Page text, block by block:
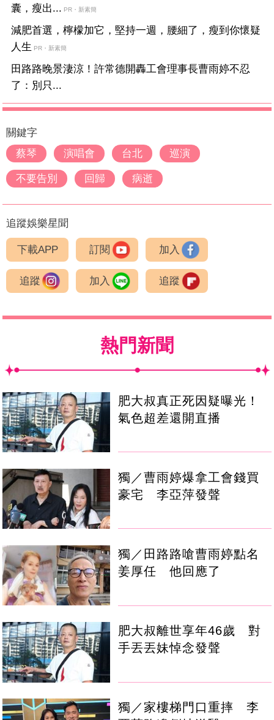
囊，瘦出... PR・新素簡
減肥首選，檸檬加它，堅持一週，腰細了，瘦到你懷疑
人生 PR・新素簡
田路路晚景淒涼！許常德開轟工會理事長曹雨婷不忍
了：別只...
關鍵字
蔡琴
演唱會 台北 巡演
不要告別 回歸 病逝
追蹤娛樂星聞
下載APP 訂閱 加入
追蹤 加入 追蹤
熱門新聞
肥大叔真正死因疑曝光！
氣色超差還開直播
獨／曹雨婷爆拿工會錢買
豪宅 李亞萍發聲
獨／田路路嗆曹雨婷點名
姜厚任 他回應了
肥大叔離世享年46歲 對
手丟丟妹悼念發聲
獨／家樓梯門口重摔 李